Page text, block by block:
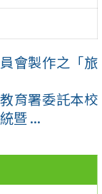
會製作之「旅
育署委託本校
暨 ...